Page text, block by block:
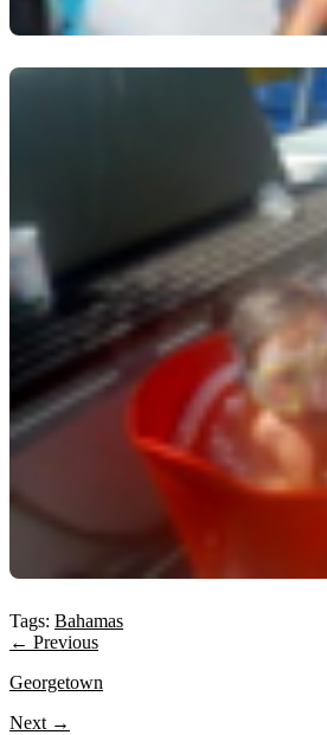
Tags: Bahamas
← Previous
Georgetown
Next →